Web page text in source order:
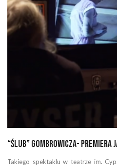
“Ślub” Gombrowicza- premiera
Takiego spektaklu w teatrze im.